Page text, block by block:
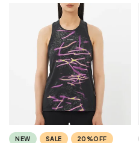
NEW SALE 20%OFF